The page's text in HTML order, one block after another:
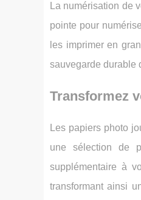
La numérisation de
pointe pour
les imprimer en
sauvegarde durable
Transformez
Les papiers photo
une sélection de
supplémentaire à
transformant ainsi